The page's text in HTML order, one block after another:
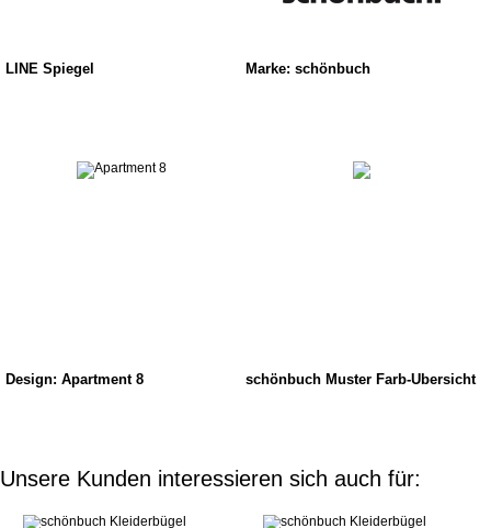
LINE Spiegel Marke: schönbuch
Design: Apartment 8 schönbuch Muster Farb-Übersicht
Unsere Kunden interessieren sich auch für: